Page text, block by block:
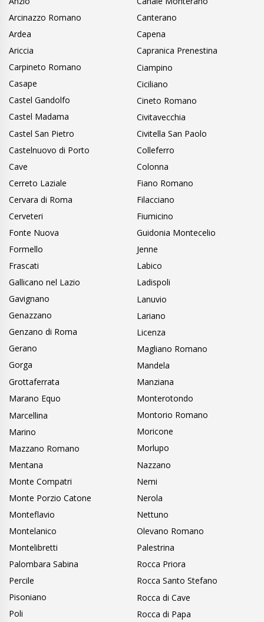
Arcinazzo Romano
Ardea
Ariccia
Canterano
Capena
Capranica Prenestina
Carpineto Romano
Casape
Castel Gandolfo
Castel Madama
Castel San Pietro
Castelnuovo di Porto
Cave
Cerreto Laziale
Cervara di Roma
Cerveteri
Ciampino
Ciciliano
Cineto Romano
Civitavecchia
Civitella San Paolo
Colleferro
Colonna
Fiano Romano
Filacciano
Fiumicino
Fonte Nuova
Formello
Frascati
Gallicano nel Lazio
Gavignano
Genazzano
Genzano di Roma
Gerano
Gorga
Grottaferrata
Guidonia Montecelio
Jenne
Labico
Ladispoli
Lanuvio
Lariano
Licenza
Magliano Romano
Mandela
Manziana
Marano Equo
Marcellina
Marino
Mazzano Romano
Mentana
Monte Compatri
Monte Porzio Catone
Monteflavio
Montelanico
Montelibretti
Monterotondo
Montorio Romano
Moricone
Morlupo
Nazzano
Nemi
Nerola
Nettuno
Olevano Romano
Palestrina
Palombara Sabina
Percile
Pisoniano
Poli
Rocca Priora
Rocca Santo Stefano
Rocca di Cave
Rocca di Papa